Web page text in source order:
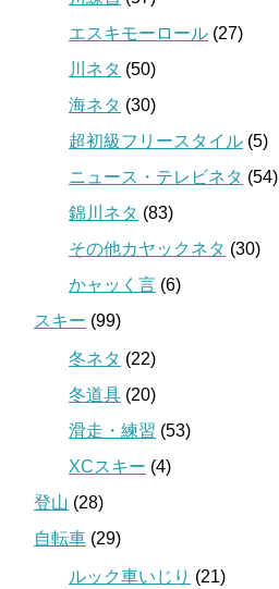
エスキモーロール (27)
川ネタ (50)
海ネタ (30)
超初級フリースタイル (5)
ニュース・テレビネタ (54)
錦川ネタ (83)
その他カヤックネタ (30)
かャッく言 (6)
スキー (99)
冬ネタ (22)
冬道具 (20)
滑走・練習 (53)
XCスキー (4)
登山 (28)
自転車 (29)
ルック車いじり (21)